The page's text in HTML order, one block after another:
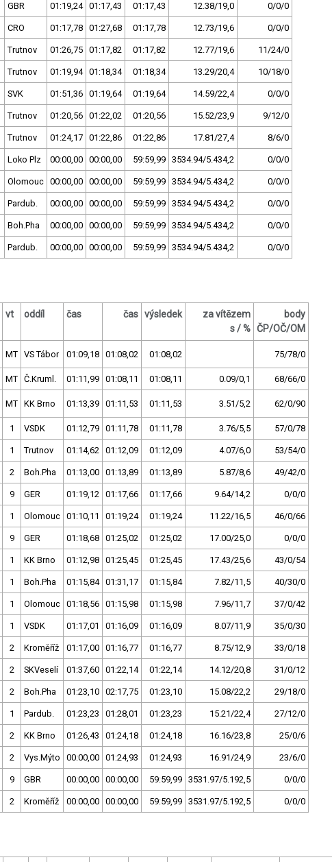
GBR 01:19,24 01:17,43 01:17,43 12.38/19,0 0/0/0
CRO 01:17,78 01:27,68 01:17,78 12.73/19,6 0/0/0
Trutnov 01:26,75 01:17,82 01:17,82 12.77/19,6 11/24/0
Trutnov 01:19,94 01:18,34 01:18,34 13.29/20,4 10/18/0
SVK 01:51,36 01:19,64 01:19,64 14.59/22,4 0/0/0
Trutnov 01:20,56 01:22,02 01:20,56 15.52/23,9 9/12/0
Trutnov 01:24,17 01:22,86 01:22,86 17.81/27,4 8/6/0
Loko Plz 00:00,00 00:00,00 59:59,99 3534.94/5.434,2 0/0/0
Olomouc 00:00,00 00:00,00 59:59,99 3534.94/5.434,2 0/0/0
Pardub. 00:00,00 00:00,00 59:59,99 3534.94/5.434,2 0/0/0
Boh.Pha 00:00,00 00:00,00 59:59,99 3534.94/5.434,2 0/0/0
Pardub. 00:00,00 00:00,00 59:59,99 3534.94/5.434,2 0/0/0
vt oddíl čas čas výsledek
za vítězem
s / %
body
ČP/OČ/OM
MT VS Tábor 01:09,18 01:08,02 01:08,02 75/78/0
MT Č.Kruml. 01:11,99 01:08,11 01:08,11 0.09/0,1 68/66/0
MT KK Brno 01:13,39 01:11,53 01:11,53 3.51/5,2 62/0/90
1 VSDK 01:12,79 01:11,78 01:11,78 3.76/5,5 57/0/78
1 Trutnov 01:14,62 01:12,09 01:12,09 4.07/6,0 53/54/0
2 Boh.Pha 01:13,00 01:13,89 01:13,89 5.87/8,6 49/42/0
9 GER 01:19,12 01:17,66 01:17,66 9.64/14,2 0/0/0
1 Olomouc 01:10,11 01:19,24 01:19,24 11.22/16,5 46/0/66
9 GER 01:18,68 01:25,02 01:25,02 17.00/25,0 0/0/0
1 KK Brno 01:12,98 01:25,45 01:25,45 17.43/25,6 43/0/54
1 Boh.Pha 01:15,84 01:31,17 01:15,84 7.82/11,5 40/30/0
1 Olomouc 01:18,56 01:15,98 01:15,98 7.96/11,7 37/0/42
1 VSDK 01:17,01 01:16,09 01:16,09 8.07/11,9 35/0/30
2 Kroměříž 01:17,00 01:16,77 01:16,77 8.75/12,9 33/0/18
2 SKVeselí 01:37,60 01:22,14 01:22,14 14.12/20,8 31/0/12
2 Boh.Pha 01:23,10 02:17,75 01:23,10 15.08/22,2 29/18/0
1 Pardub. 01:23,23 01:28,01 01:23,23 15.21/22,4 27/12/0
2 KK Brno 01:26,43 01:24,18 01:24,18 16.16/23,8 25/0/6
2 Vys.Mýto 00:00,00 01:24,93 01:24,93 16.91/24,9 23/6/0
9 GBR 00:00,00 00:00,00 59:59,99 3531.97/5.192,5 0/0/0
2 Kroměříž 00:00,00 00:00,00 59:59,99 3531.97/5.192,5 0/0/0